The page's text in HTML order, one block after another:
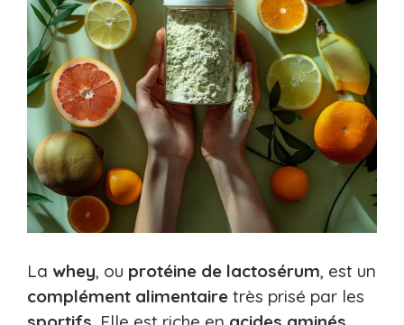
La whey, ou protéine de lactosérum, est un
complément alimentaire très prisé par les